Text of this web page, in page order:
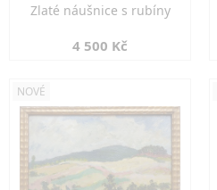
Zlaté náušnice s rubíny
4 500 Kč
NOVÉ